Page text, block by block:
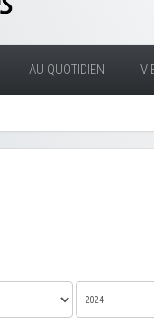
AU QUOTIDIEN